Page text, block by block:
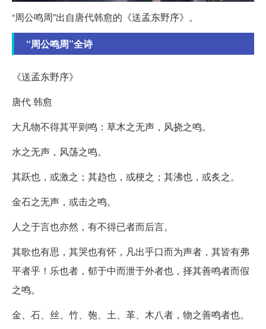
“周公鸣周”出自唐代韩愈的《送孟东野序》。
“周公鸣周”全诗
《送孟东野序》
唐代 韩愈
大凡物不得其平则鸣：草木之无声，风挠之鸣。
水之无声，风荡之鸣。
其跃也，或激之；其趋也，或梗之；其沸也，或炙之。
金石之无声，或击之鸣。
人之于言也亦然，有不得已者而后言。
其歌也有思，其哭也有怀，凡出乎口而为声者，其皆有弗
平者乎！乐也者，郁于中而泄于外者也，择其善鸣者而假
之鸣。
金、石、丝、竹、匏、土、革、木八者，物之善鸣者也。